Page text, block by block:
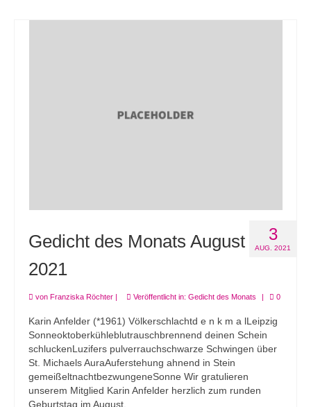
3
AUG. 2021
Gedicht des Monats August
2021
von Franziska Röchter | Veröffentlicht in: Gedicht des Monats | 0
Karin Anfelder (*1961) Völkerschlachtd e n k m a lLeipzig
Sonneoktoberkühleblutrauschbrennend deinen Schein
schluckenLuzifers pulverrauchschwarze Schwingen über
St. Michaels AuraAuferstehung ahnend in Stein
gemeißeltnachtbezwungeneSonne Wir gratulieren
unserem Mitglied Karin Anfelder herzlich zum runden
Geburtstag im August.